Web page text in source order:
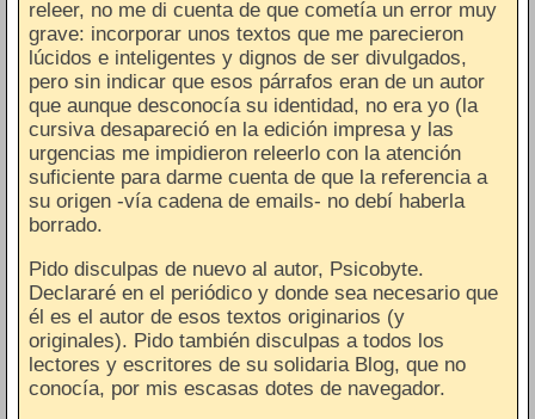
releer, no me di cuenta de que cometía un error muy
grave: incorporar unos textos que me parecieron
lúcidos e inteligentes y dignos de ser divulgados,
pero sin indicar que esos párrafos eran de un autor
que aunque desconocía su identidad, no era yo (la
cursiva desapareció en la edición impresa y las
urgencias me impidieron releerlo con la atención
suficiente para darme cuenta de que la referencia a
su origen -vía cadena de emails- no debí haberla
borrado.
Pido disculpas de nuevo al autor, Psicobyte.
Declararé en el periódico y donde sea necesario que
él es el autor de esos textos originarios (y
originales). Pido también disculpas a todos los
lectores y escritores de su solidaria Blog, que no
conocía, por mis escasas dotes de navegador.